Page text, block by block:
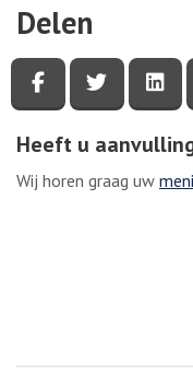
Delen
Deel deze
Deel
Heeft u
Wij horen graag uw